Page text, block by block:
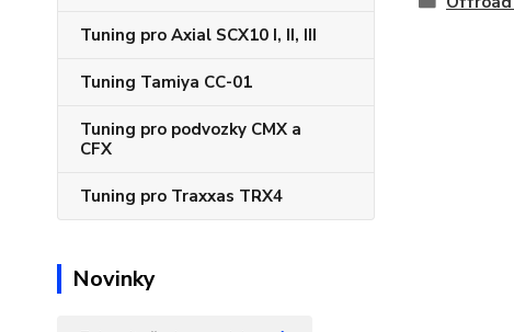
Tuning pro Axial SCX10 I, II, III
Tuning Tamiya CC-01
Tuning pro podvozky CMX a
CFX
Tuning pro Traxxas TRX4
Novinky